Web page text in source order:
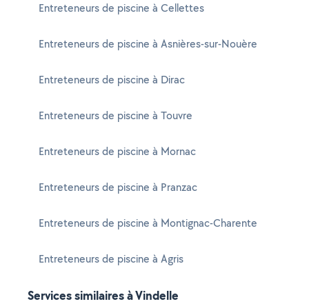
Entreteneurs de piscine à Cellettes
Entreteneurs de piscine à Asnières-sur-Nouère
Entreteneurs de piscine à Dirac
Entreteneurs de piscine à Touvre
Entreteneurs de piscine à Mornac
Entreteneurs de piscine à Pranzac
Entreteneurs de piscine à Montignac-Charente
Entreteneurs de piscine à Agris
Services similaires à Vindelle